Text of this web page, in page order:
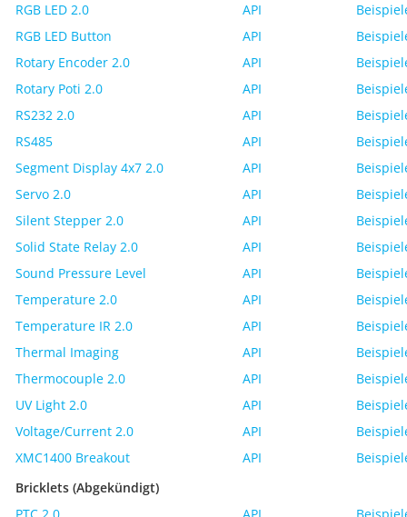
RGB LED 2.0
API
RGB LED Button
API
Rotary Encoder 2.0
API
Rotary Poti 2.0
API
RS232 2.0
API
RS485
API
Segment Display 4x7 2.0
API
Servo 2.0
API
Silent Stepper 2.0
API
Solid State Relay 2.0
API
Sound Pressure Level
API
Temperature 2.0
API
Temperature IR 2.0
API
Thermal Imaging
API
Thermocouple 2.0
API
UV Light 2.0
API
Voltage/Current 2.0
API
XMC1400 Breakout
API
Bricklets (Abgekündigt)